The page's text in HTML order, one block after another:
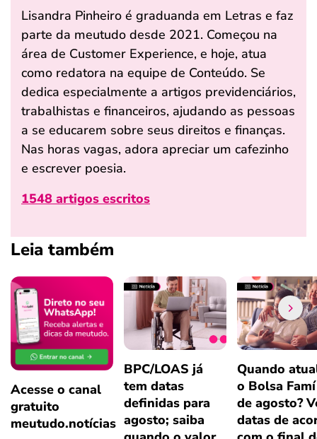
Lisandra Pinheiro é graduanda em Letras e faz
parte da meutudo desde 2021. Começou na
área de Customer Experience, e hoje, atua
como redatora na equipe de Conteúdo. Se
dedica especialmente a artigos previdenciários,
trabalhistas e financeiros, ajudando as pessoas
a se educarem sobre seus direitos e finanças.
Nas horas vagas, adora apreciar um cafezinho
e escrever poesia.
1548 artigos escritos
Leia também
Acesse o canal
gratuito
meutudo.notícias
BPC/LOAS já
tem datas
definidas para
agosto; saiba
Quando
o Bolsa
de agosto?
datas de